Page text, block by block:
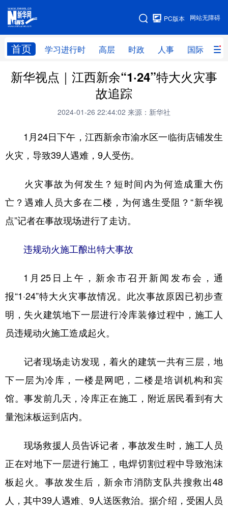
网站无障碍
PC版本
首页 学习进行时 高层 时政 人事 国际 财
网站地图
学习进行时 高层 时政 人事
科技 科创 量子 体育
文化 书画
访谈 视频 图片 政务
法律 中央文件 金融 汽车
食品 人居
学术中国 乡村振兴
娱乐 时尚 悦读
公益 一带一路 亚太网 上市公司
文化产业
北京 天津 河北 山西
辽宁
山东 河南 湖北 湖南
广东 广西 海南 重庆
四川 贵州 云南 西藏
新华视点｜江西新余“1·24”特大火灾事
故追踪
2024-01-26 22:44:02 来源：新华社
1月24日下午，江西新余市渝水区一临街店铺发生
火灾，导致39人遇难，9人受伤。
火灾事故为何发生？短时间内为何造成重大伤
亡？遇难人员大多在二楼，为何逃生受阻？“新华视
点”记者在事故现场进行了走访。
违规动火施工酿出特大事故
1月25日上午，新余市召开新闻发布会，通
报“1·24”特大火灾事故情况。此次事故原因已初步查
明，失火建筑地下一层进行冷库装修过程中，施工人
员违规动火施工造成起火。
记者现场走访发现，着火的建筑一共有三层，地
下一层为冷库，一楼是网吧，二楼是培训机构和宾
馆。事发前几天，冷库正在施工，附近居民看到有大
量泡沫板运到店内。
现场救援人员告诉记者，事故发生时，施工人员
正在对地下一层进行施工，电焊切割过程中导致泡沫
板起火。事故发生后，新余市消防支队共搜救出48
人，其中39人遇难、9人送医救治。据介绍，受困人员